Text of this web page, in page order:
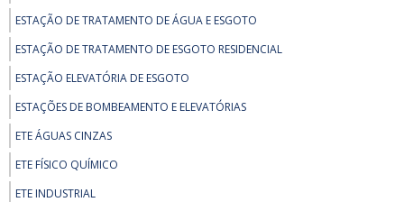
ESTAÇÃO DE TRATAMENTO DE ÁGUA E ESGOTO
ESTAÇÃO DE TRATAMENTO DE ESGOTO RESIDENCIAL
ESTAÇÃO ELEVATÓRIA DE ESGOTO
ESTAÇÕES DE BOMBEAMENTO E ELEVATÓRIAS
ETE ÁGUAS CINZAS
ETE FÍSICO QUÍMICO
ETE INDUSTRIAL